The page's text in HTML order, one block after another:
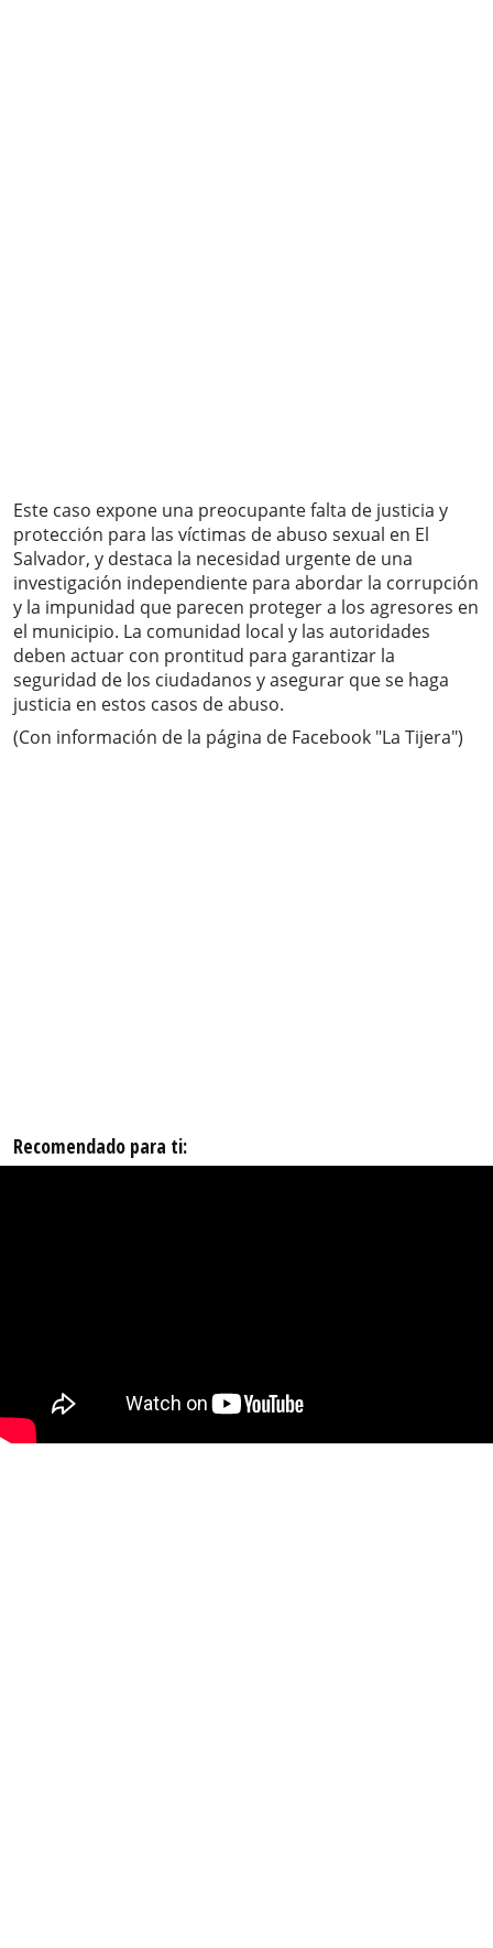
Este caso expone una preocupante falta de justicia y
protección para las víctimas de abuso sexual en El
Salvador, y destaca la necesidad urgente de una
investigación independiente para abordar la corrupción
y la impunidad que parecen proteger a los agresores en
el municipio. La comunidad local y las autoridades
deben actuar con prontitud para garantizar la
seguridad de los ciudadanos y asegurar que se haga
justicia en estos casos de abuso.
(Con información de la página de Facebook "La Tijera")
Recomendado para ti: